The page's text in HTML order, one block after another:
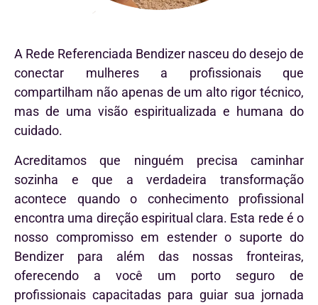
A Rede Referenciada Bendizer nasceu do desejo de
conectar mulheres a profissionais que
compartilham não apenas de um alto rigor técnico,
mas de uma visão espiritualizada e humana do
cuidado.
Acreditamos que ninguém precisa caminhar
sozinha e que a verdadeira transformação
acontece quando o conhecimento profissional
encontra uma direção espiritual clara. Esta rede é o
nosso compromisso em estender o suporte do
Bendizer para além das nossas fronteiras,
oferecendo a você um porto seguro de
profissionais capacitadas para guiar sua jornada